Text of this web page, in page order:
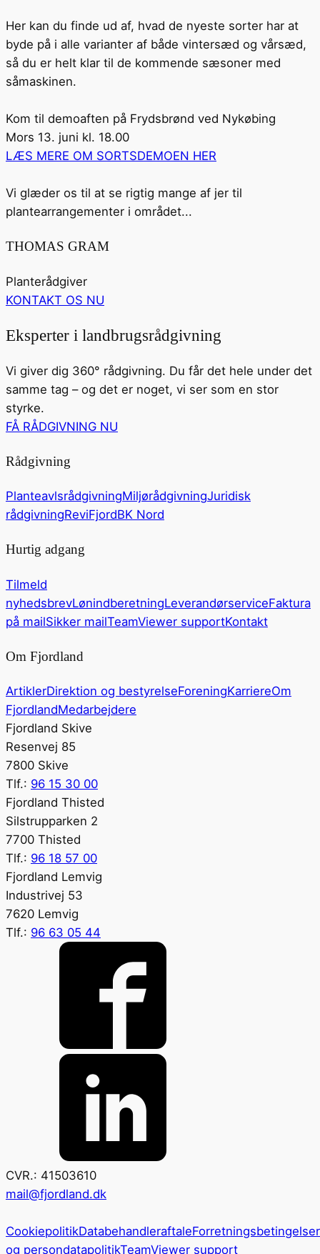
Her kan du finde ud af, hvad de nyeste sorter har at
byde på i alle varianter af både vintersæd og vårsæd,
så du er helt klar til de kommende sæsoner med
såmaskinen.
Kom til demoaften på Frydsbrønd ved Nykøbing
Mors 13. juni kl. 18.00
LÆS MERE OM SORTSDEMOEN HER
Vi glæder os til at se rigtig mange af jer til
plantearrangementer i området...
THOMAS GRAM
Planterådgiver
KONTAKT OS NU
Eksperter i landbrugsrådgivning
Vi giver dig 360° rådgivning. Du får det hele under det
samme tag – og det er noget, vi ser som en stor
styrke.
FÅ RÅDGIVNING NU
Rådgivning
PlanteavlsrådgivningMiljørådgivningJuridisk
rådgivningReviFjordBK Nord
Hurtig adgang
Tilmeld
nyhedsbrevLønindberetningLeverandørserviceFaktura
på mailSikker mailTeamViewer supportKontakt
Om Fjordland
ArtiklerDirektion og bestyrelseForeningKarriereOm
FjordlandMedarbejdere
Fjordland Skive
Resenvej 85
7800 Skive
Tlf.: 96 15 30 00
Fjordland Thisted
Silstrupparken 2
7700 Thisted
Tlf.: 96 18 57 00
Fjordland Lemvig
Industrivej 53
7620 Lemvig
Tlf.: 96 63 05 44
CVR.: 41503610
mail@fjordland.dk
CookiepolitikDatabehandleraftaleForretningsbetingelser
og persondatapolitikTeamViewer support